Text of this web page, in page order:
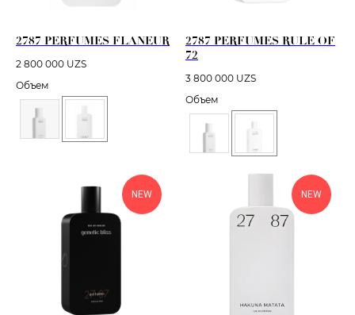
2787 PERFUMES FLANEUR
2 800 000 UZS
Объем
2787 PERFUMES RULE OF
72
3 800 000 UZS
Объем
NEW NEW